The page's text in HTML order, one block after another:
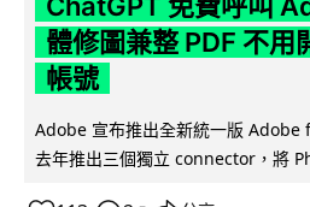
體修圖兼整 PDF 不用
帳號
Adobe 宣布推出全新統一版 Adobe
去年推出三個獨立 connector，將